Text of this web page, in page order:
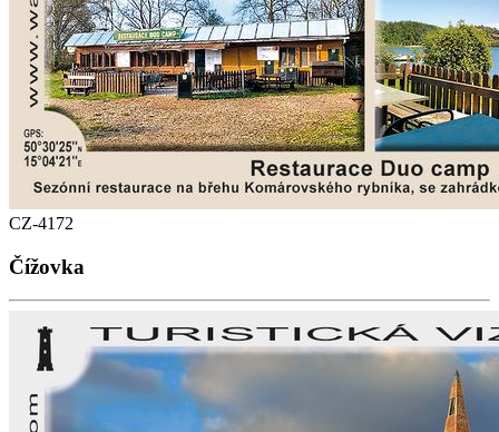
CZ-4172
Čížovka